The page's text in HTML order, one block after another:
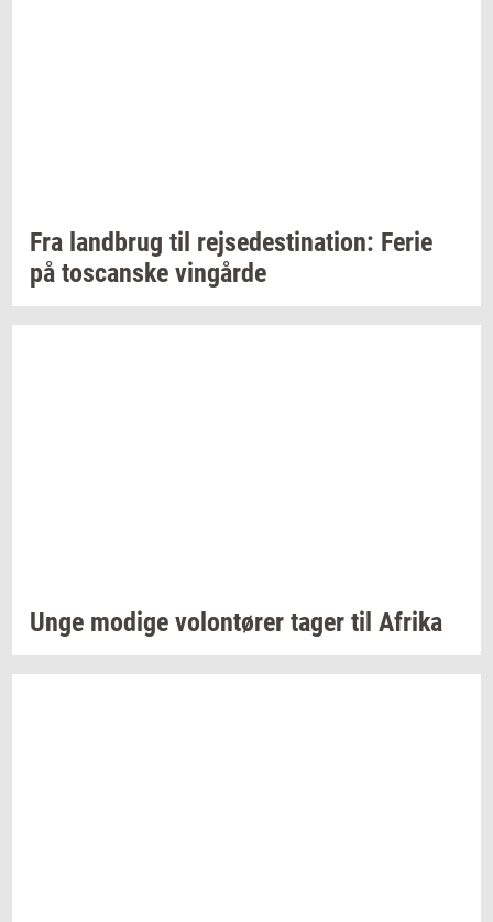
Fra land­brug til rej­se­desti­na­tion: Ferie
på toscan­ske vin­går­de
Unge mo­di­ge vo­lontø­rer tager til Afri­ka